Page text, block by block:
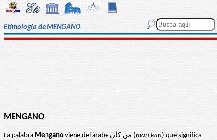
Etimología de MENGANO
MENGANO
La palabra Mengano viene del árabe من كان (man kān) que significa